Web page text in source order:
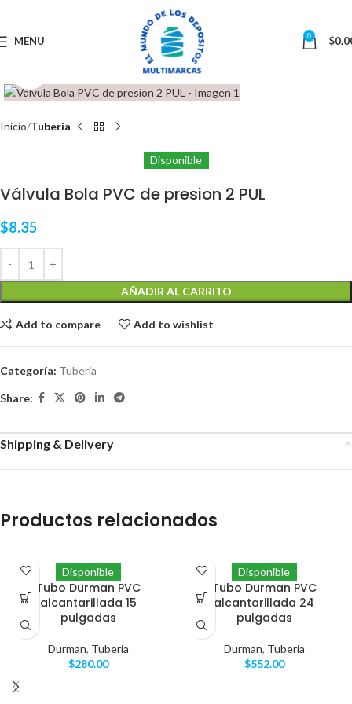
MENU 0 $
Inicio Tuberia
Disponible
Válvula Bola PVC de presion 2 PUL
$8.35
AÑADIR AL CARRITO
Add to compare Add to wishlist
Categoría: Tuberia
Share:
Shipping & Delivery
Productos relacionados
Disponible
Tubo Durman PVC
alcantarillada 15
pulgadas
Durman, Tuberia
$280.00
Disponible
Tubo Durman PVC
alcantarillada 24
pulgadas
Durman, Tuberia
$552.00